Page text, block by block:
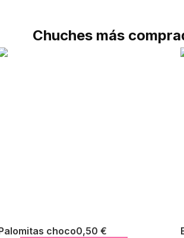
Chuches más
choco0,50 €